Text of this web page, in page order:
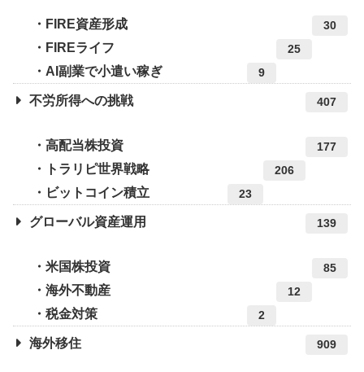
FIRE資産形成 30
FIREライフ 25
AI副業で小遣い稼ぎ 9
不労所得への挑戦 407
高配当株投資 177
トラリピ世界戦略 206
ビットコイン積立 23
グローバル資産運用 139
米国株投資 85
海外不動産 12
税金対策 2
海外移住 909